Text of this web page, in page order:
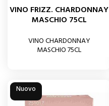
VINO FRIZZ. CHARDONNAY
MASCHIO 75CL
VINO CHARDONNAY
MASCHIO 75CL
Nuovo